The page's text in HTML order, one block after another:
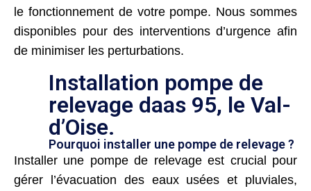
le fonctionnement de votre pompe. Nous sommes
disponibles pour des interventions d’urgence afin
de minimiser les perturbations.
Installation pompe de
relevage daas 95, le Val-
d’Oise.
Pourquoi installer une pompe de relevage ?
Installer une pompe de relevage est crucial pour
gérer l’évacuation des eaux usées et pluviales,